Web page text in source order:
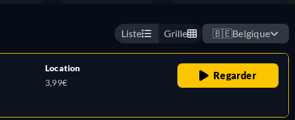
Liste Grille 🇧🇪Belgique
Location
3,99€
Regarder